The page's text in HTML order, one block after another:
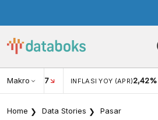
Makro
USD/IDR 17 INFLASI YOY (APR)2,42%
Home Data Stories Pasar